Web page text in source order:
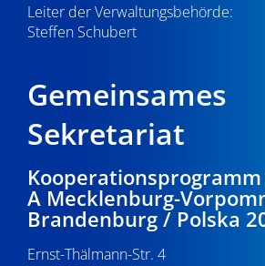
Leiter der Verwaltungsbehörde:
Steffen Schubert
Gemeinsames
Sekretariat
A Mecklenburg-
Brandenburg / Polska
Ernst-Thälmann-Str. 4